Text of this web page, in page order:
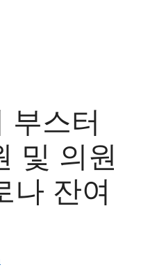
부스터
및 의원
나 잔여